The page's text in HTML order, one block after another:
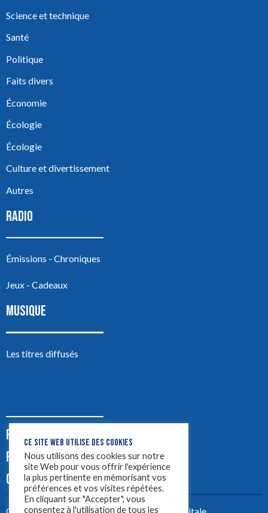
Science et technique
Santé
Politique
Faits divers
Économie
Écologie
Écologie
Culture et divertissement
Autres
RADIO
Émissions - Chroniques
Jeux - Cadeaux
MUSIQUE
Les titres diffusés
PODCASTS
PUB
CONTACT
CE SITE WEB UTILISE DES COOKIES
Nous utilisons des cookies sur notre
site Web pour vous offrir l'expérience
la plus pertinente en mémorisant vos
préférences et vos visites répétées.
En cliquant sur "Accepter", vous
consentez à l'utilisation de tous les